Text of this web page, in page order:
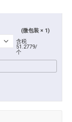
(微包装 × 1)
含税
51.2779/
个